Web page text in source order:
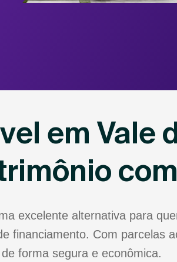
em Vale
excelente alternativa para
financiamento. Com parcelas
forma segura e econômica.